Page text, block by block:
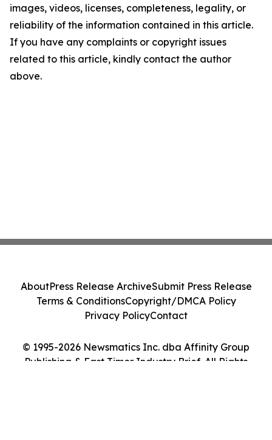
images, videos, licenses, completeness, legality, or
reliability of the information contained in this article.
If you have any complaints or copyright issues
related to this article, kindly contact the author
above.
© 1995-2026 Newsmatics Inc. dba Affinity Group
Publishing & East Timor Industry Brief. All Rights
AboutPress Release ArchiveSubmit Press Release
Terms & ConditionsCopyright/DMCA Policy
Privacy PolicyContact